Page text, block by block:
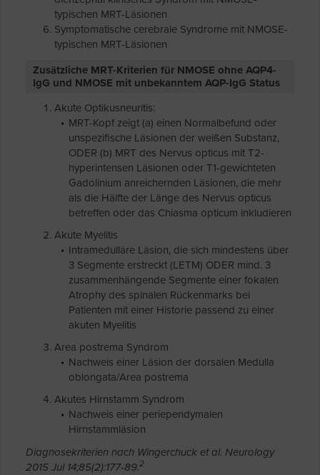
typischen MRT-Läsionen
Symptomatische cerebrale Syndrome mit NMOSE-
typischen MRT-Läsionen
Zusätzliche MRT-Kriterien für NMOSE ohne AQP4-
IgG und NMOSE mit unbekanntem AQP-IgG Status
Akute Optikusneuritis:
MRT-Kopf zeigt (a) einen Normalbefund oder
unspezifische Läsionen der weißen Substanz,
ODER (b) MRT des Nervus opticus mit T2-
hyperintensen Läsionen oder T1-gewichteten
Gadolinium anreichernden Läsionen, die mehr
als die Hälfte der Länge des Nervus opticus
betreffen oder das Chiasma opticum inkludieren
Akute Myelitis
Intramedulläre Läsion, die sich mindestens über
3 Segmente erstreckt (LETM) ODER mind. 3
zusammenhängende Segmente einer fokalen
Atrophy des spinalen Rückenmarks bei
Patienten mit einer Historie passend zu einer
akuten Myelitis
Area postrema Syndrom
Nachweis einer Läsion der dorsalen Medulla
oblongata/Area postrema
Akutes Hirnstamm Syndrom
Nachweis einer periependymalen
Hirnstammläsion
Diagnosekriterien nach Wingerchuck et al. Neurology
2015 Jul 14;85(2):177-89.2